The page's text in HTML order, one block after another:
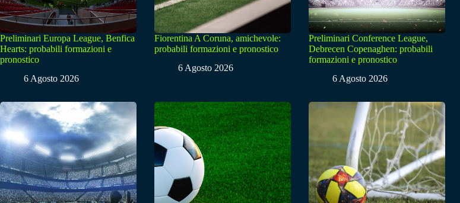
Preliminari Europa League, Benfica
Hearts: probabili formazioni e
pronostico
6 Agosto 2026
Fiorentina A Coruna, amichevole:
probabili formazioni e pronostico
6 Agosto 2026
Preliminari Conference League,
Debrecen Copenaghen: probabili
formazioni e pronostico
6 Agosto 2026